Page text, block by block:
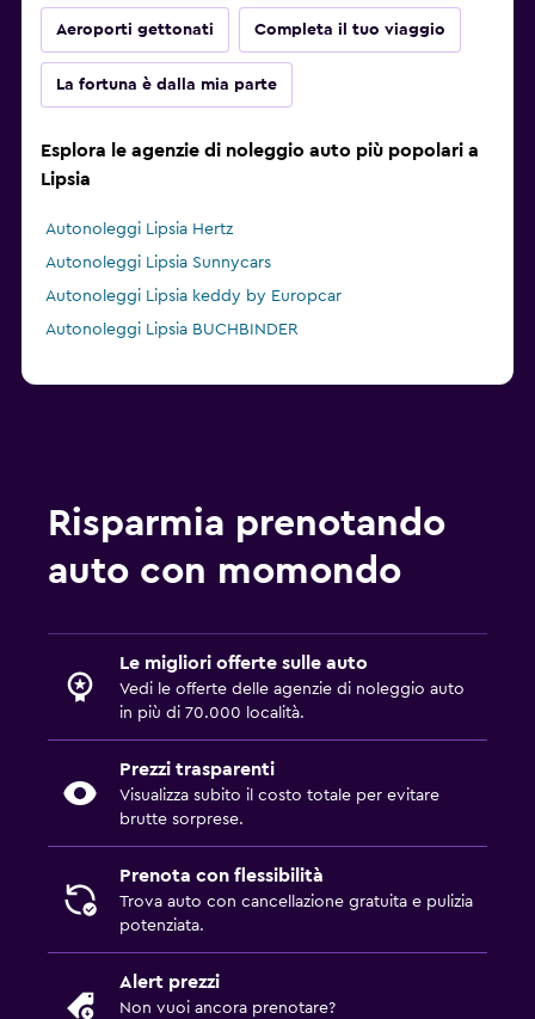
Aeroporti gettonati Completa il tuo viaggio
La fortuna è dalla mia parte
Esplora le agenzie di noleggio auto più popolari a
Lipsia
Autonoleggi Lipsia Hertz
Autonoleggi Lipsia Sunnycars
Autonoleggi Lipsia keddy by Europcar
Autonoleggi Lipsia BUCHBINDER
Risparmia prenotando
auto con momondo
Le migliori offerte sulle auto
Vedi le offerte delle agenzie di noleggio auto
in più di 70.000 località.
Prezzi trasparenti
Visualizza subito il costo totale per evitare
brutte sorprese.
Prenota con flessibilità
Trova auto con cancellazione gratuita e pulizia
potenziata.
Alert prezzi
Non vuoi ancora prenotare?